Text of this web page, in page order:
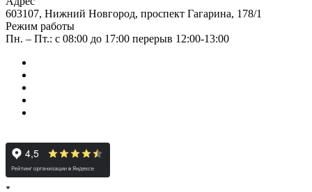
603107, Нижний Новгород, проспект Гагарина, 178/1
Режим работы
Пн. – Пт.: с 08:00 до 17:00 перерыв 12:00-13:00